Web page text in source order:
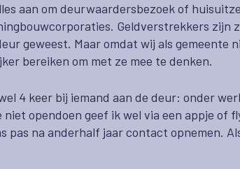
aan om deurwaardersbezoek of
Geldverstrekkers zijn
geweest. Maar omdat wij als gemeente
bereiken om met ze mee te denken.
4 keer bij iemand aan de deur: onder
niet opendoen geef ik wel via een appje of
pas na anderhalf jaar contact opnemen.